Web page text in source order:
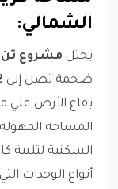
الشمالي:
يحتل مشروع تن
ضخمة تصل إلي
بقاع الأرض
المساحة
السكنية لتلبية
أنواع الوحدات